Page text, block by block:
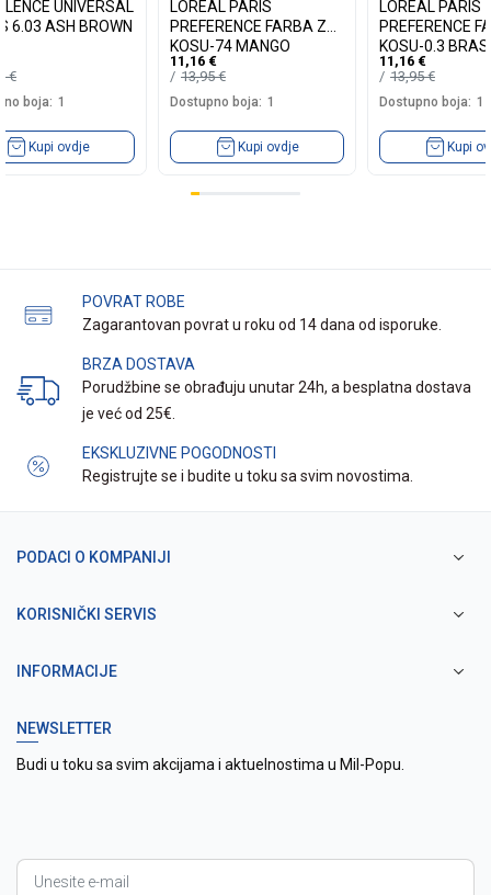
UNIVERSAL
6.03 ASH BROWN
€
boja: 1
Kupi ovdje
LOREAL PARIS
PREFERENCE FARBA ZA
KOSU-74 MANGO
INTENSE COOPER
11,16 €
13,95€
Dostupno boja: 1
Kupi ovdje
LOREAL PARIS
PREFERENCE
KOSU-0.3
DARK BROWN
11,16 €
13,95€
Dostupno boja: 1
Kupi
POVRAT ROBE
Zagarantovan povrat u roku od 14 dana od isporuke.
BRZA DOSTAVA
Porudžbine se obrađuju unutar 24h, a besplatna dostava
je već od 25€.
EKSKLUZIVNE POGODNOSTI
Registrujte se i budite u toku sa svim novostima.
PODACI O KOMPANIJI
KORISNIČKI SERVIS
INFORMACIJE
NEWSLETTER
Budi u toku sa svim akcijama i aktuelnostima u Mil-Popu.